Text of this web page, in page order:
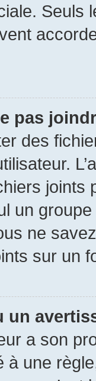
Seuls
pas
des
un
ne
sur un
un
a son
à une